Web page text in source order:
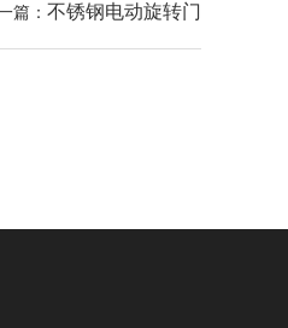
篇： 不锈钢电动旋转门